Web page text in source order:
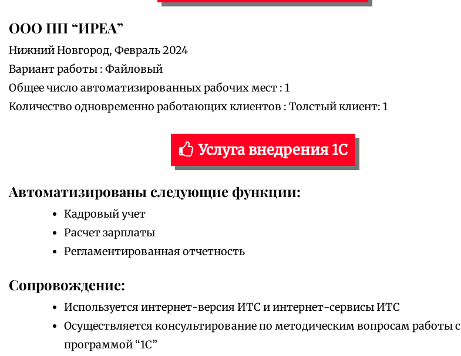
ООО ПП “ИРЕА”
Нижний Новгород, Февраль 2024
Вариант работы : Файловый
Общее число автоматизированных рабочих мест : 1
Количество одновременно работающих клиентов : Толстый клиент: 1
Услуга внедрения 1С
Автоматизированы следующие функции:
Кадровый учет
Расчет зарплаты
Регламентированная отчетность
Сопровождение:
Используется интернет-версия ИТС и интернет-сервисы ИТС
Осуществляется консультирование по методическим вопросам работы с
программой “1С”